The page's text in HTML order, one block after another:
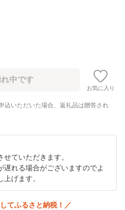
お気に入り
込いただいた場合、返礼品は贈答され
ていただきます。
遅れる場合がございますのでよ
げます。
てふるさと納税！／